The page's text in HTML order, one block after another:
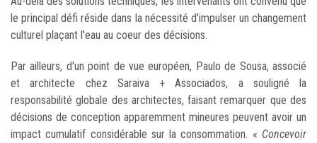
le principal défi réside dans la nécessité d'impulser un changement
culturel plaçant l'eau au coeur des décisions.
Par ailleurs, d'un point de vue européen, Paulo de Sousa, associé
et architecte chez Saraiva + Associados, a souligné la
responsabilité globale des architectes, faisant remarquer que des
décisions de conception apparemment mineures peuvent avoir un
impact cumulatif considérable sur la consommation. « Concevoir